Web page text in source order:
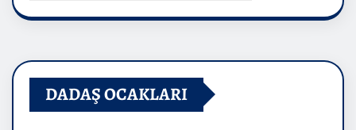
DADAŞ OCAKLARI